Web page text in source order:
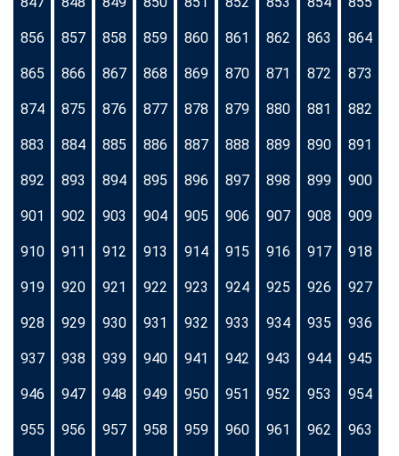
856 857 858 859 860 861 862 863 864
865 866 867 868 869 870 871 872 873
874 875 876 877 878 879 880 881 882
883 884 885 886 887 888 889 890 891
892 893 894 895 896 897 898 899 900
901 902 903 904 905 906 907 908 909
910 911 912 913 914 915 916 917 918
919 920 921 922 923 924 925 926 927
928 929 930 931 932 933 934 935 936
937 938 939 940 941 942 943 944 945
946 947 948 949 950 951 952 953 954
955 956 957 958 959 960 961 962 963